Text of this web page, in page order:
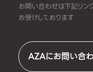
お問い合わせは下記リン
お受けしております
AZAにお問い合